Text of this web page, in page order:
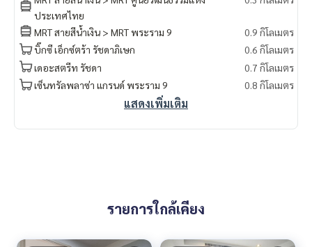
#bangkokcondo #คอนโดพร้อมอยู่ #คอนโดน่าอยู่ #คอนโดน่า
ลงทุน #คอนโดหรู #condointhailand #thailandcondo
#thailandrealestate #thailandresidence #condoinvestme
nt #LifeProperty #อมันตารัชดา #Ratchadapisek
ประเทศไทย
MRT สายสีน้ำเงิน > MRT พระราม 9
0.9 กิโลเมตร
บิ๊กซี เอ็กซ์ตร้า รัชดาภิเษก
0.6 กิโลเมตร
เดอะสตรีท รัชดา
0.7 กิโลเมตร
เซ็นทรัลพลาซ่า แกรนด์ พระราม 9
0.8 กิโลเมตร
แสดงเพิ่มเติม
รายการใกล้เคียง